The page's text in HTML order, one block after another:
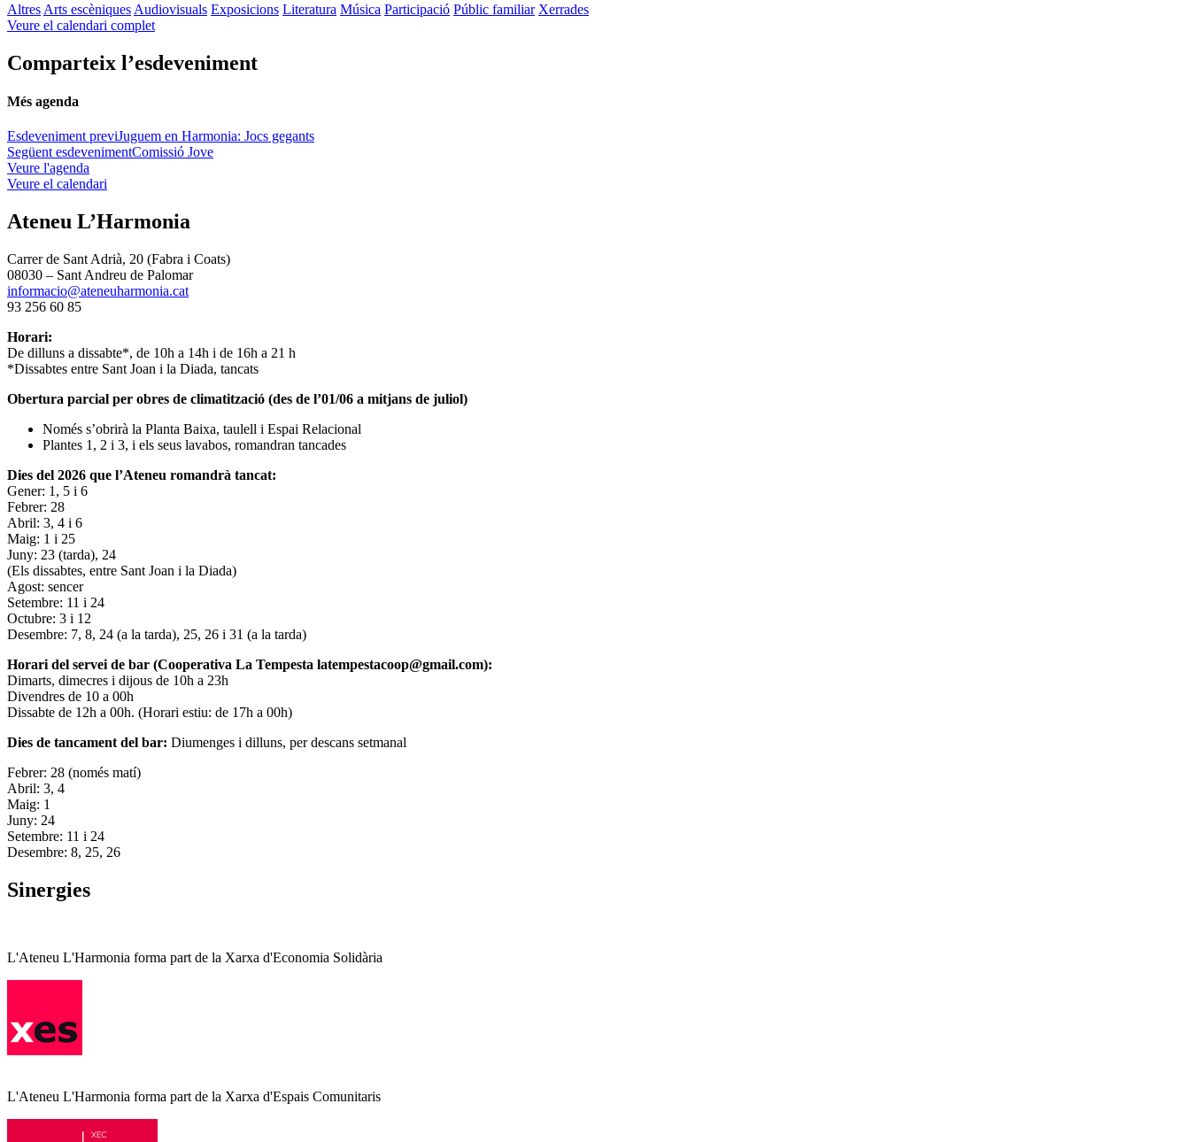
Altres Arts escèniques Audiovisuals Exposicions Literatura Música Participació Públic familiar Xerrades
Veure el calendari complet
Comparteix l’esdeveniment
Més agenda
Esdeveniment previJuguem en Harmonia: Jocs gegants
Següent esdevenimentComissió Jove
Veure l'agenda
Veure el calendari
Ateneu L’Harmonia
Carrer de Sant Adrià, 20 (Fabra i Coats)
08030 – Sant Andreu de Palomar
informacio@ateneuharmonia.cat
93 256 60 85
Horari:
De dilluns a dissabte*, de 10h a 14h i de 16h a 21 h
*Dissabtes entre Sant Joan i la Diada, tancats
Obertura parcial per obres de climatització (des de l’01/06 a mitjans de juliol)
Només s’obrirà la Planta Baixa, taulell i Espai Relacional
Plantes 1, 2 i 3, i els seus lavabos, romandran tancades
Dies del 2026 que l’Ateneu romandrà tancat:
Gener: 1, 5 i 6
Febrer: 28
Abril: 3, 4 i 6
Maig: 1 i 25
Juny: 23 (tarda), 24
(Els dissabtes, entre Sant Joan i la Diada)
Agost: sencer
Setembre: 11 i 24
Octubre: 3 i 12
Desembre: 7, 8, 24 (a la tarda), 25, 26 i 31 (a la tarda)
Horari del servei de bar (Cooperativa La Tempesta latempestacoop@gmail.com):
Dimarts, dimecres i dijous de 10h a 23h
Divendres de 10 a 00h
Dissabte de 12h a 00h. (Horari estiu: de 17h a 00h)
Dies de tancament del bar: Diumenges i dilluns, per descans setmanal
Febrer: 28 (només matí)
Abril: 3, 4
Maig: 1
Juny: 24
Setembre: 11 i 24
Desembre: 8, 25, 26
Sinergies
L'Ateneu L'Harmonia forma part de la Xarxa d'Economia Solidària
L'Ateneu L'Harmonia forma part de la Xarxa d'Espais Comunitaris